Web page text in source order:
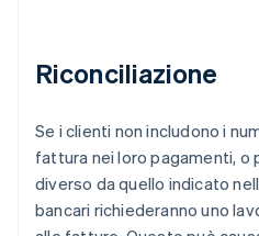
Riconciliazione
Se i clienti non includono i
fattura nei loro pagamenti, o
diverso da quello indicato
bancari richiederanno uno